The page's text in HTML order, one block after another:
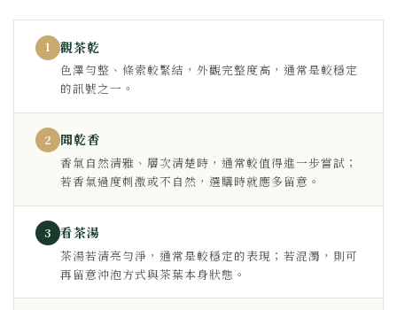
1 觀茶乾
色澤勻整、條索較緊結，外觀完整度高，通常是較穩定
的訊號之一。
2 聞乾香
香氣自然清雅、層次清楚時，通常較值得進一步嘗試；
若香氣過度刺激或不自然，選購時就應多留意。
3 看茶湯
茶湯若清亮勻淨，通常是較穩定的表現；若混濁，則可
再留意沖泡方式與茶葉本身狀態。